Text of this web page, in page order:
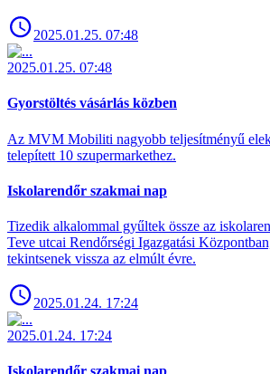
2025.01.25. 07:48
2025.01.25. 07:48
Gyorstöltés vásárlás közben
Az MVM Mobiliti nagyobb teljesítményű
telepített 10 szupermarkethez.
Iskolarendőr szakmai nap
Tizedik alkalommal gyűltek össze az
Teve utcai Rendőrségi Igazgatási
tekintsenek vissza az elmúlt évre.
2025.01.24. 17:24
2025.01.24. 17:24